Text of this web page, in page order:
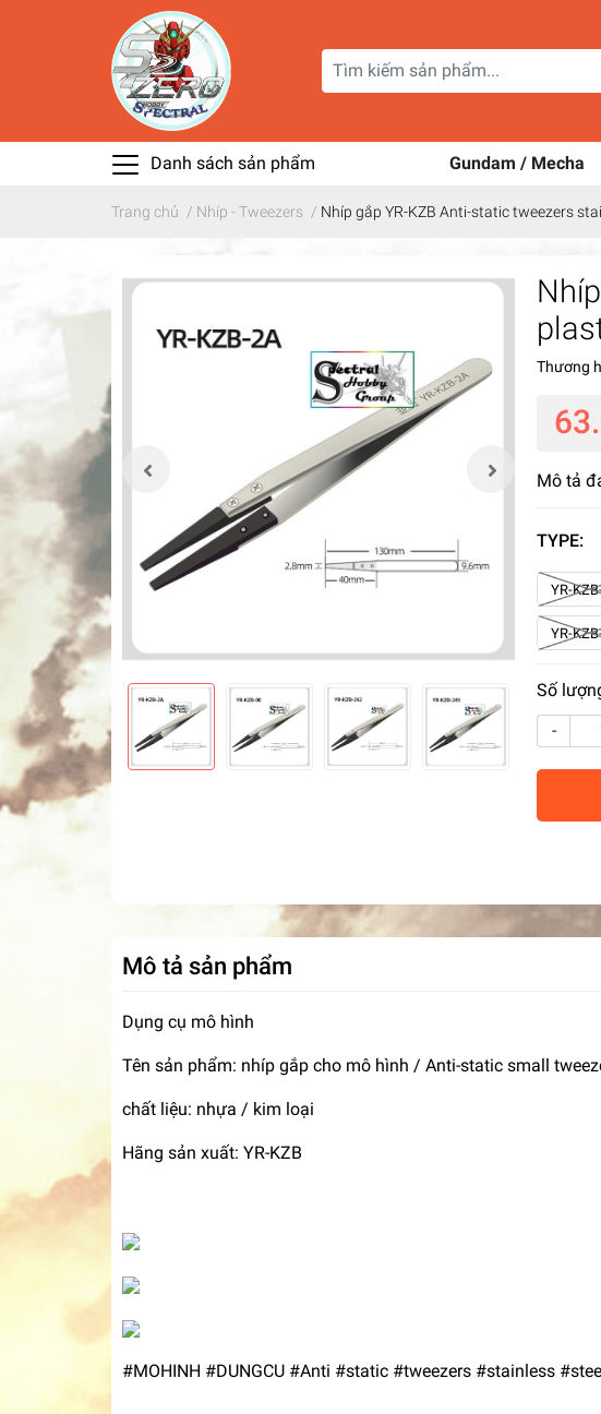
Danh sách sản phẩm Gundam / Mecha
Trang chủ / Nhíp - Tweezers / Nhíp gắp YR-KZB Anti-static tweezers
Thương
Mô tả
TYPE:
YR-
YR-
Số
-
Mô tả sản phẩm
Dụng cụ mô hình
Tên sản phẩm: nhíp gắp cho mô hình / Anti-static small
chất liệu: nhựa / kim loại
Hãng sản xuất: YR-KZB
#MOHINH #DUNGCU #Anti #static #tweezers #stainless